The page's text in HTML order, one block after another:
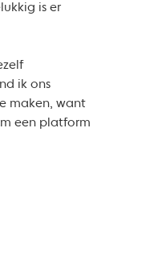
is er
ik ons
maken, want
een platform